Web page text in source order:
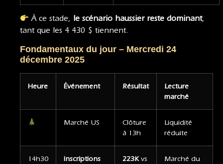
À ce stade, le scénario haussier reste dominant,
tant que les 4 430 $ tiennent.
Fondamentaux du jour – Mercredi 24
décembre 2025
Heure Événement Résultat
Lecture
marché
Marché US
Clôture
à 13h
Liquidité
réduite
14h30
Inscriptions
223Kvs
Marché du